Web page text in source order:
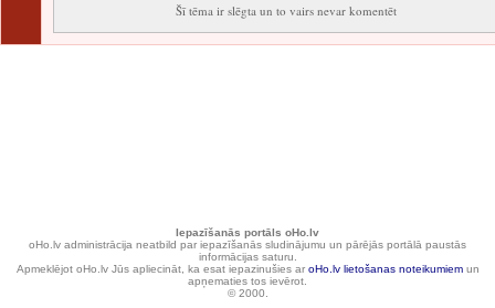
Šī tēma ir slēgta un to vairs nevar komentēt
Iepazīšanās portāls oHo.lv
oHo.lv administrācija neatbild par iepazīšanās sludinājumu un pārējās portālā paustās
informācijas saturu.
Apmeklējot oHo.lv Jūs apliecināt, ka esat iepazinušies ar oHo.lv lietošanas noteikumiemun
apņematies tos ievērot.
© 2000.